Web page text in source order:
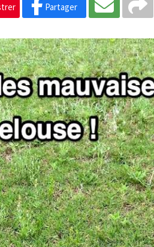
Partager